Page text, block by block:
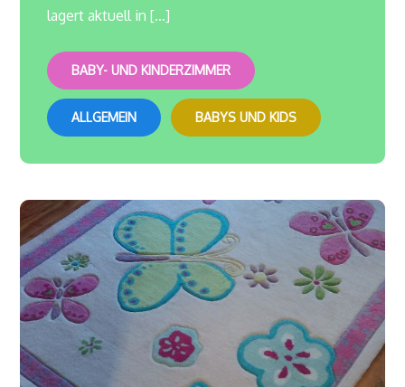
lagert aktuell in […]
BABY- UND KINDERZIMMER
ALLGEMEIN BABYS UND KIDS